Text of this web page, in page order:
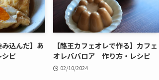
み込んだ】あ
ピ
【酪王カフェオレで作る】カフェ
オレババロア 作り方・レシピ
02/10/2024